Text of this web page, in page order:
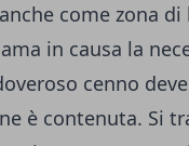
come zona di
in causa la
cenno
è contenuta. Si